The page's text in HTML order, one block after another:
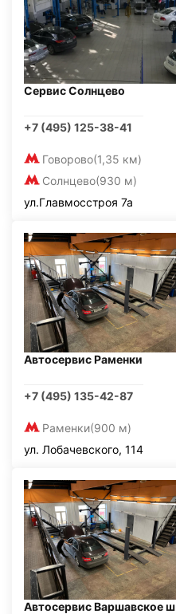
Сервис Солнцево
+7 (495) 125-38-41
Говорово(1,35 км)
Солнцево(930 м)
ул.Главмосстроя 7а
Автосервис Раменки
+7 (495) 135-42-87
Раменки(900 м)
ул. Лобачевского, 114
Автосервис Варшавское ш